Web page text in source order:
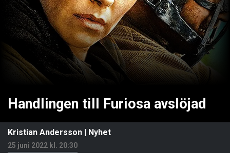
Handlingen till Furiosa avslöjad
Kristian Andersson | Nyhet
25 juni 2022 kl. 20:30